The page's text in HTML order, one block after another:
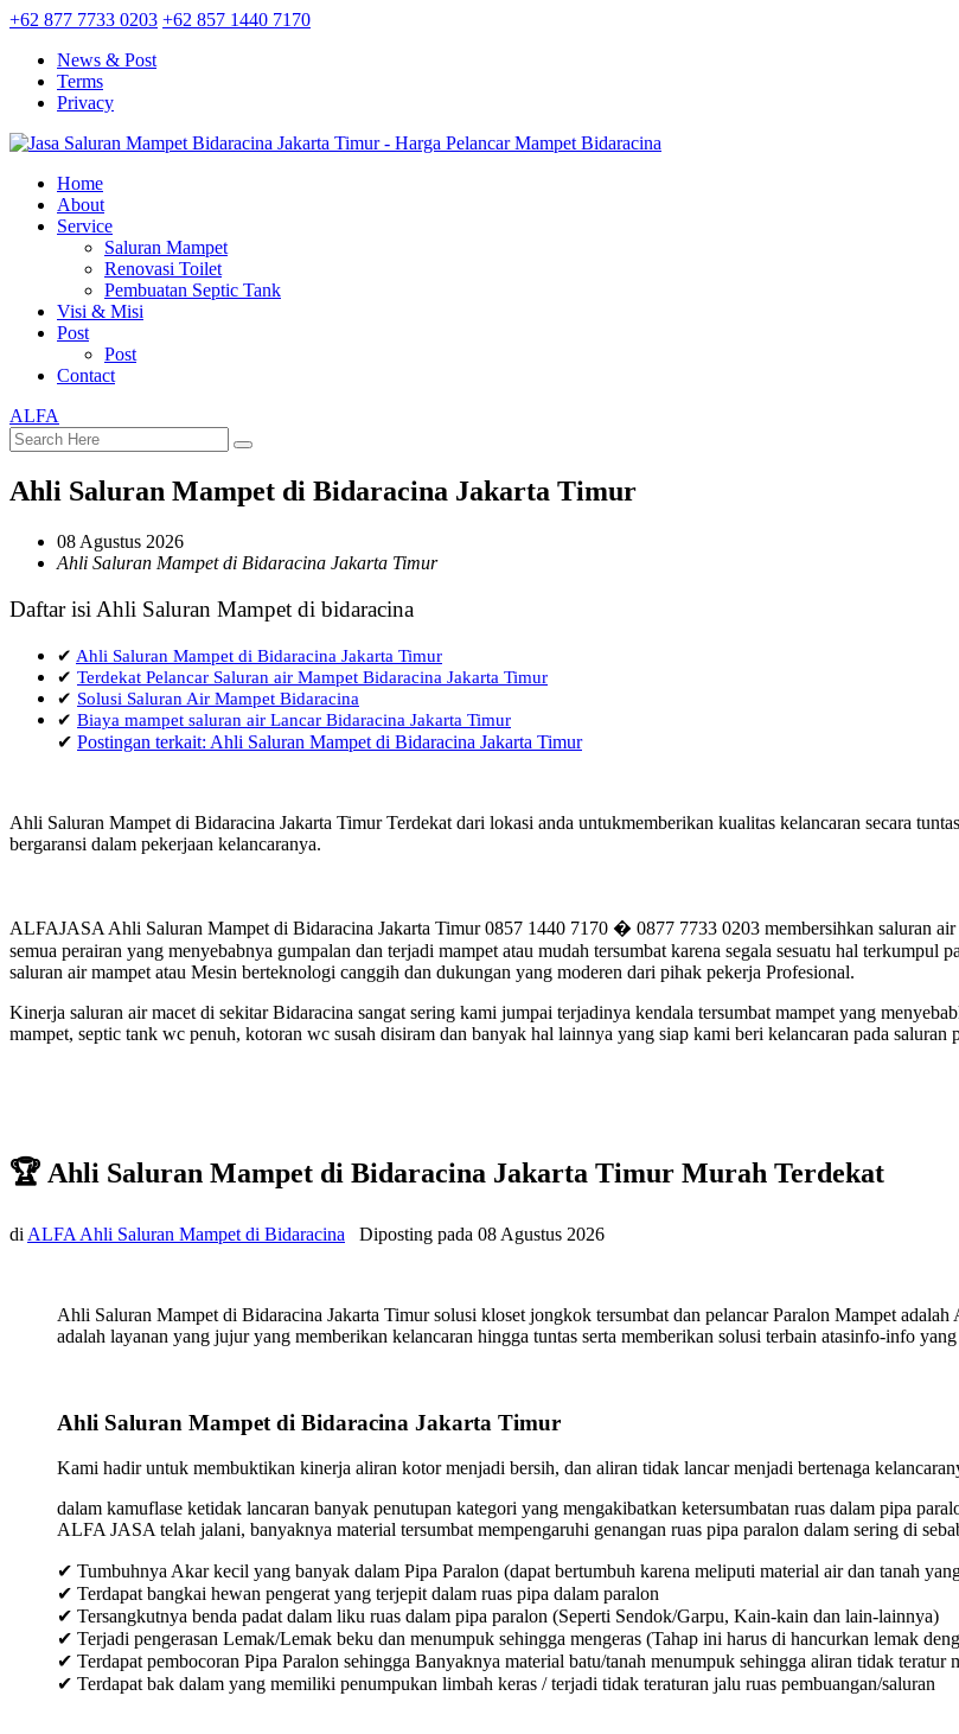
+62 877 7733 0203 +62 857 1440 7170
News & Post
Terms
Privacy
Home
About
Service
Saluran Mampet
Renovasi Toilet
Pembuatan Septic Tank
Visi & Misi
Post
Post
Contact
ALFA
Ahli Saluran Mampet di Bidaracina Jakarta Timur
08 Agustus 2026
Ahli Saluran Mampet di Bidaracina Jakarta Timur
Daftar isi Ahli Saluran Mampet di bidaracina
✔ Ahli Saluran Mampet di Bidaracina Jakarta Timur
✔ Terdekat Pelancar Saluran air Mampet Bidaracina Jakarta Timur
✔ Solusi Saluran Air Mampet Bidaracina
✔ Biaya mampet saluran air Lancar Bidaracina Jakarta Timur
✔ Postingan terkait: Ahli Saluran Mampet di Bidaracina Jakarta Timur
Ahli Saluran Mampet di Bidaracina Jakarta Timur Terdekat dari lokasi anda untukmemberikan kualitas kelancaran secara
bergaransi dalam pekerjaan kelancaranya.
ALFAJASA Ahli Saluran Mampet di Bidaracina Jakarta Timur 0857 1440 7170 � 0877 7733 0203 membersihkan saluran
semua perairan yang menyebabnya gumpalan dan terjadi mampet atau mudah tersumbat karena segala sesuatu hal
saluran air mampet atau Mesin berteknologi canggih dan dukungan yang moderen dari pihak pekerja Profesional.
Kinerja saluran air macet di sekitar Bidaracina sangat sering kami jumpai terjadinya kendala tersumbat mampet yang
mampet, septic tank wc penuh, kotoran wc susah disiram dan banyak hal lainnya yang siap kami beri kelancaran pada saluran
🏆 Ahli Saluran Mampet di Bidaracina Jakarta Timur Murah Terdekat
di ALFA Ahli Saluran Mampet di Bidaracina Diposting pada 08 Agustus 2026
Ahli Saluran Mampet di Bidaracina Jakarta Timur solusi kloset jongkok tersumbat dan pelancar Paralon Mampet
adalah layanan yang jujur yang memberikan kelancaran hingga tuntas serta memberikan solusi terbain atasinfo-info
Ahli Saluran Mampet di Bidaracina Jakarta Timur
Kami hadir untuk membuktikan kinerja aliran kotor menjadi bersih, dan aliran tidak lancar menjadi bertenaga
dalam kamuflase ketidak lancaran banyak penutupan kategori yang mengakibatkan ketersumbatan ruas dalam pipa
ALFA JASA telah jalani, banyaknya material tersumbat mempengaruhi genangan ruas pipa paralon dalam sering di
✔ Tumbuhnya Akar kecil yang banyak dalam Pipa Paralon (dapat bertumbuh karena meliputi material air dan tanah
✔ Terdapat bangkai hewan pengerat yang terjepit dalam ruas pipa dalam paralon
✔ Tersangkutnya benda padat dalam liku ruas dalam pipa paralon (Seperti Sendok/Garpu, Kain-kain dan lain-lainnya)
✔ Terjadi pengerasan Lemak/Lemak beku dan menumpuk sehingga mengeras (Tahap ini harus di hancurkan lemak
✔ Terdapat pembocoran Pipa Paralon sehingga Banyaknya material batu/tanah menumpuk sehingga aliran tidak
✔ Terdapat bak dalam yang memiliki penumpukan limbah keras / terjadi tidak teraturan jalu ruas pembuangan/saluran